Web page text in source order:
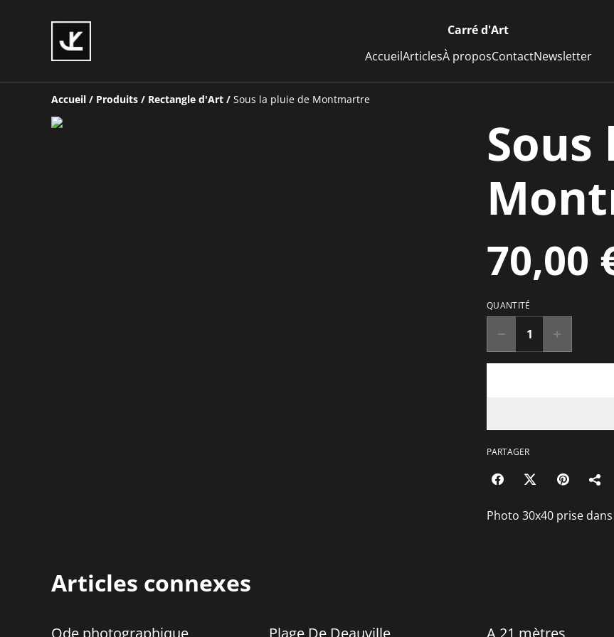
Carré d'Art
AccueilArticlesÀ proposContactNewsletter
Accueil / Produits / Rectangle d'Art / Sous la pluie de Montmartre
70,00
QUANTITÉ
PARTAGER
Photo 30x40 prise
Articles connexes
Ode photographique Plage De Deauville A 21 mètres